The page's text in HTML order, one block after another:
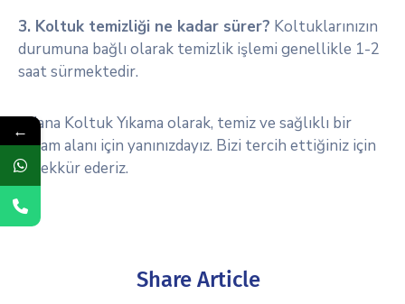
3. Koltuk temizliği ne kadar sürer? Koltuklarınızın
durumuna bağlı olarak temizlik işlemi genellikle 1-2
saat sürmektedir.
Adana Koltuk Yıkama olarak, temiz ve sağlıklı bir
yaşam alanı için yanınızdayız. Bizi tercih ettiğiniz için
teşekkür ederiz.
Share Article
←